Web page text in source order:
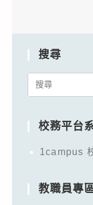
搜尋
Search
校務平台
1campus
教職員專